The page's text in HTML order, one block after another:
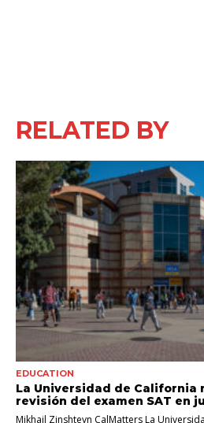
RELATED BY
EDUCATION
La Universidad de California
revisión del examen SAT en
Mikhail Zinshteyn CalMatters La